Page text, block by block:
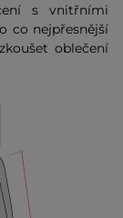
s vnitřními
co nejpřesnější
oblečení